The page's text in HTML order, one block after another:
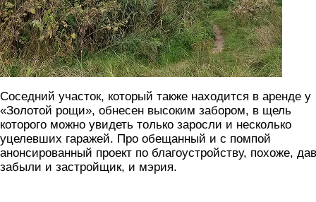
Соседний участок, который также находится в аренде у
«Золотой рощи», обнесен высоким забором, в щель
которого можно увидеть только заросли и несколько
уцелевших гаражей. Про обещанный и с помпой
анонсированный проект по благоустройству, похоже,
забыли и застройщик, и мэрия.